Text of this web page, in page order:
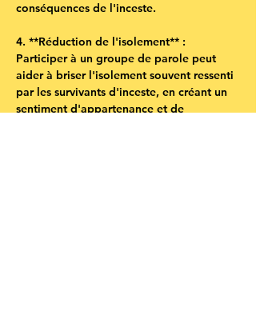
conséquences de l'inceste.
4. **Réduction de l'isolement** :
Participer à un groupe de parole peut
aider à briser l'isolement souvent ressenti
par les survivants d'inceste, en créant un
sentiment d'appartenance et de